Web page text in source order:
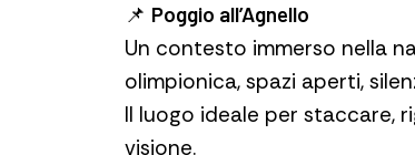
📌 Poggio all’Agnello
Un contesto immerso nella
olimpionica, spazi aperti,
Il luogo ideale per staccare,
visione.